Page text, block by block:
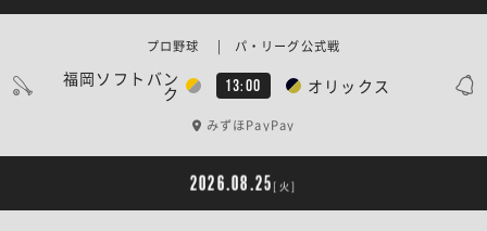
福岡ソフトバン
ク 13:00 オリックス
プロ野球 | パ・リーグ公式戦
みずほPayPay
2026.08.25 [火]